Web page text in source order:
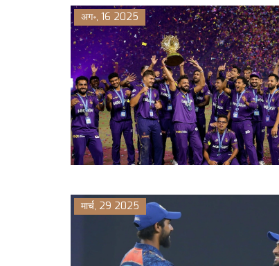
अग॰, 16 2025
मार्च, 29 2025